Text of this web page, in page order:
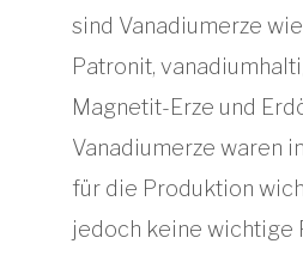
sind Vanadiumerze
Patronit,
Magnetit-Erze und
Vanadiumerze waren
für die Produktion
jedoch keine wichtige